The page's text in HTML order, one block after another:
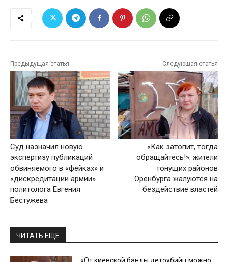
Предыдущая статья
Суд назначил новую
экспертизу публикаций
обвиняемого в «фейках» и
«дискредитации армии»
политолога Евгения
Бестужева
Следующая статья
«Как затопит, тогда
обращайтесь!»: жители
тонущих районов
Оренбурга жалуются на
бездействие властей
ЧИТАТЬ ЕЩЕ